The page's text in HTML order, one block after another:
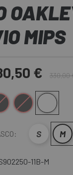
MIPS
€ 330,00
Nero rossoBianco opaco
S M
11B-M